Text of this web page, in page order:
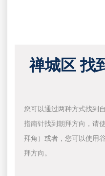
禅城区 找
您可以通过两种方式找到
指南针找到朝拜方向，请
拜角）或者，您可以使用
拜方向。